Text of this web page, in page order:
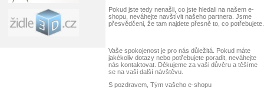
Pokud jste tedy nenašli, co jste hledali na našem e-
shopu, neváhejte navštívit našeho partnera. Jsme
přesvědčeni, že tam najdete přesně to, co potřebujete.
Vaše spokojenost je pro nás důležitá. Pokud máte
jakékoliv dotazy nebo potřebujete poradit, neváhejte
nás kontaktovat. Děkujeme za vaši důvěru a těšíme
se na vaši další návštěvu.
S pozdravem, Tým vašeho e-shopu